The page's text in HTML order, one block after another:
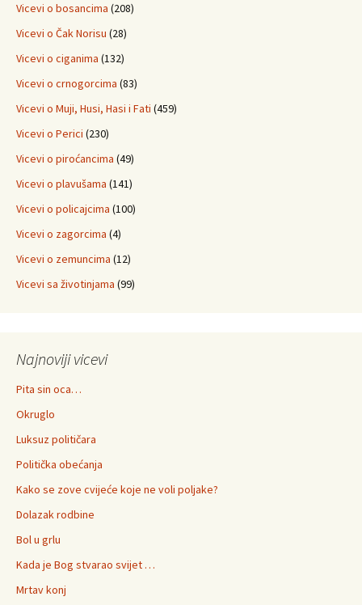
Vicevi o bosancima (208)
Vicevi o Čak Norisu (28)
Vicevi o ciganima (132)
Vicevi o crnogorcima (83)
Vicevi o Muji, Husi, Hasi i Fati (459)
Vicevi o Perici (230)
Vicevi o piroćancima (49)
Vicevi o plavušama (141)
Vicevi o policajcima (100)
Vicevi o zagorcima (4)
Vicevi o zemuncima (12)
Vicevi sa životinjama (99)
Najnoviji vicevi
Pita sin oca…
Okruglo
Luksuz političara
Politička obećanja
Kako se zove cvijeće koje ne voli poljake?
Dolazak rodbine
Bol u grlu
Kada je Bog stvarao svijet …
Mrtav konj